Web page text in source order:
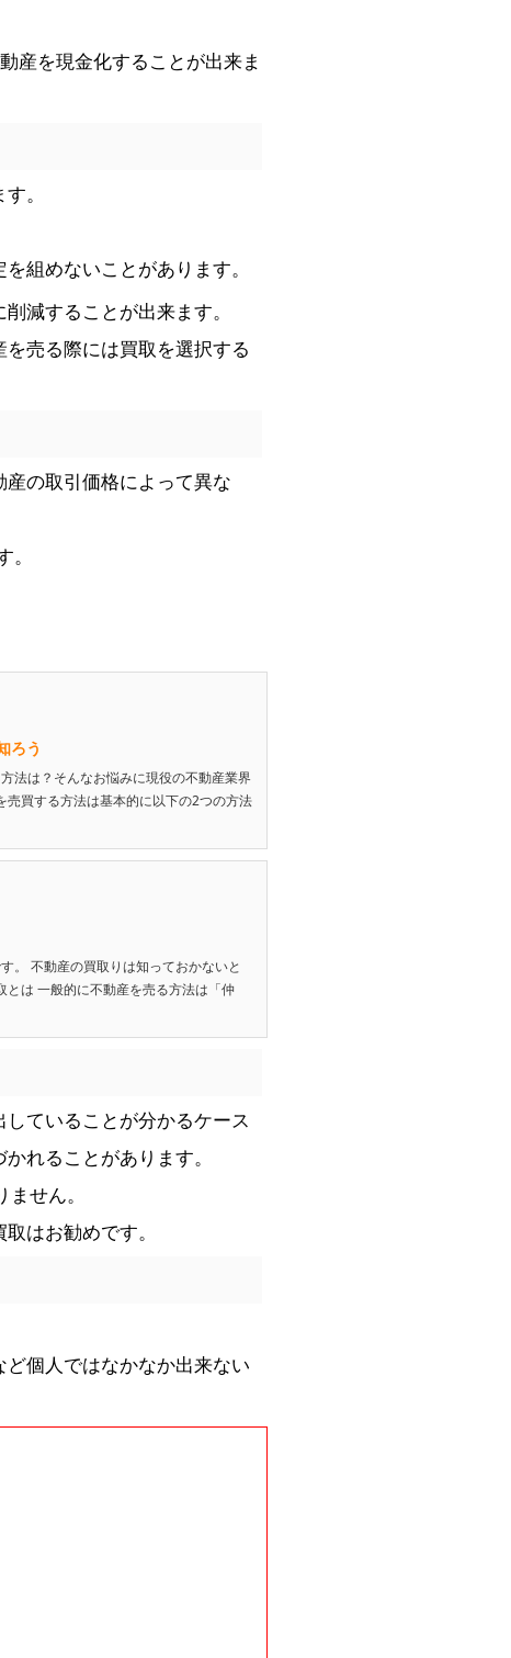
産を現金化することが出来ま
。
組めないことがあります。
減することが出来ます。
売る際には買取を選択する
の取引価格によって異な
ろう
法は？そんなお悩みに現役の不動産業界
買する方法は基本的に以下の2つの方法
。 不動産の買取りは知っておかないと
は 一般的に不動産を売る方法は「仲
ていることが分かるケース
れることがあります。
せん。
はお勧めです。
個人ではなかなか出来ない